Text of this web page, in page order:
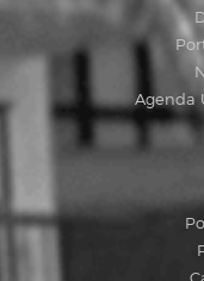
Agenda